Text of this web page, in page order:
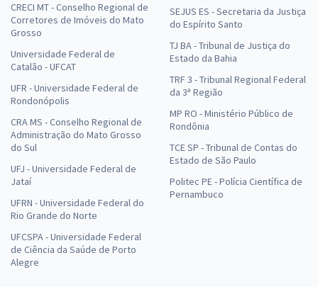
CRECI MT - Conselho Regional de
Corretores de Imóveis do Mato
Grosso
Universidade Federal de
Catalão - UFCAT
UFR - Universidade Federal de
Rondonópolis
CRA MS - Conselho Regional de
Administração do Mato Grosso
do Sul
UFJ - Universidade Federal de
Jataí
UFRN - Universidade Federal do
Rio Grande do Norte
UFCSPA - Universidade Federal
de Ciência da Saúde de Porto
Alegre
SEJUS ES - Secretaria da Justiça
do Espírito Santo
TJ BA - Tribunal de Justiça do
Estado da Bahia
TRF 3 - Tribunal Regional Federal
da 3ª Região
MP RO - Ministério Público de
Rondônia
TCE SP - Tribunal de Contas do
Estado de São Paulo
Politec PE - Polícia Científica de
Pernambuco